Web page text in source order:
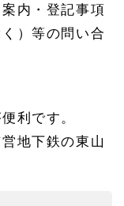
内・登記事項
）等の問い合
利です。
地下鉄の東山